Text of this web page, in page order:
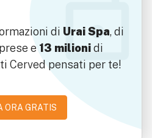
di Urai Spa, di
e 13 milionidi
Cerved pensati per te!
ORA GRATIS